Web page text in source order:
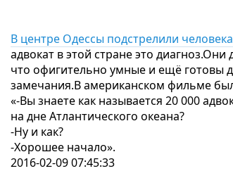
В центре Одессы подстрелили человека
адвокат в этой стране это диагноз.Они
что офигительно умные и ещё готовы
замечания.В американском фильме
«-Вы знаете как называется 20 000
на дне Атлантического океана?
-Ну и как?
-Хорошее начало».
2016-02-09 07:45:33